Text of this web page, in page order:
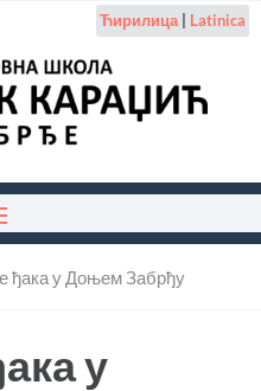
Ћирилица| Latinica
ђака у Доњем Забрђу
у